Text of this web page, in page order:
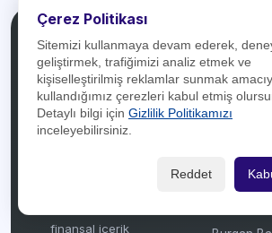
Kredikartlari.net
Türkiye'deki bankaların
kredi kartlarını ve bu
kampanyaları bir araya
finansal içerik
Banka
Akbank
Albaraka
Çerez Politikası
Sitemizi kullanmaya devam ederek,
geliştirmek, trafiğimizi analiz etmek ve
kişiselleştirilmiş reklamlar sunmak
kullandığımız çerezleri kabul etmiş
Detaylı bilgi için Gizlilik Politikamızı
inceleyebilirsiniz.
Reddet